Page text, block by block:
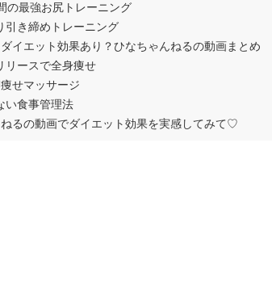
の最強お尻トレーニング
き締めトレーニング
ダイエット効果あり？ひなちゃんねるの動画まとめ
ースで全身痩せ
せマッサージ
食事管理法
るの動画でダイエット効果を実感してみて♡